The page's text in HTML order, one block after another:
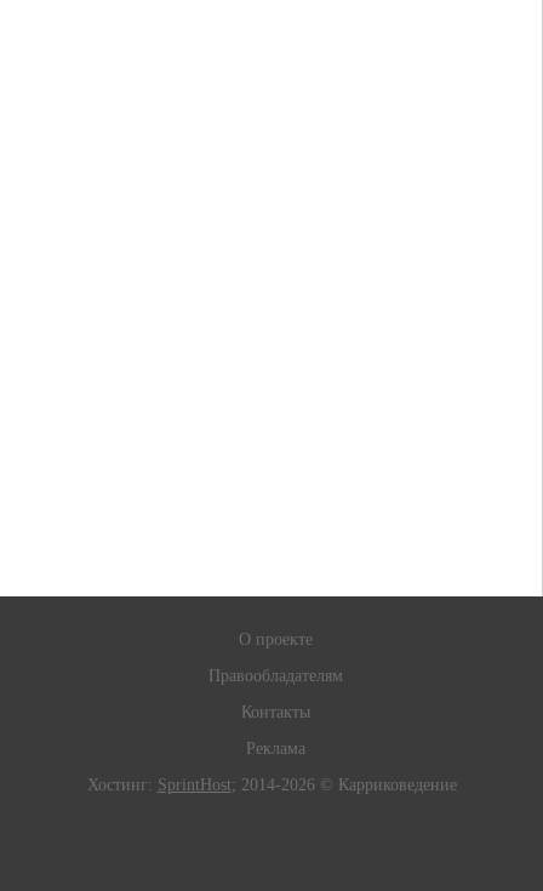
О проекте
Правообладателям
Контакты
Реклама
Хостинг: SprintHost; 2014-2026 © Карриковедение